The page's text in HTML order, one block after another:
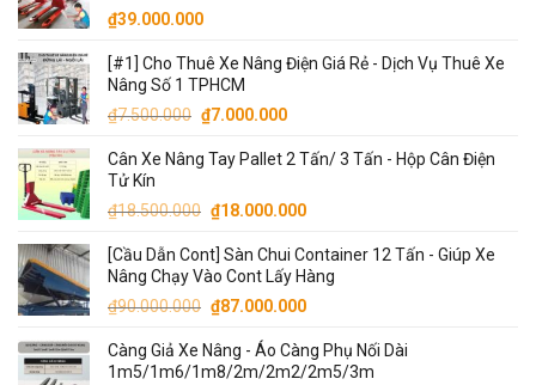
₫39.000.000
[#1] Cho Thuê Xe Nâng Điện Giá Rẻ - Dịch Vụ Thuê Xe
Nâng Số 1 TPHCM
₫7.500.000 Giá
là:
₫7.000.000Giá
tại
₫7.000.000.
Cân Xe Nâng Tay Pallet 2 Tấn/ 3 Tấn - Hộp Cân Điện
Tử Kín
₫18.500.000 Giá
là:
₫18.500.000.
₫18.000.000Giá
tại
là:
₫18.000.000.
[Cầu Dẫn Cont] Sàn Chui Container 12 Tấn - Giúp Xe
Nâng Chạy Vào Cont Lấy Hàng
₫90.000.000 Giá
là:
₫90.000.000.
₫87.000.000Giá
tại
là:
Càng Giả Xe Nâng - Áo Càng Phụ Nối Dài
1m5/1m6/1m8/2m/2m2/2m5/3m